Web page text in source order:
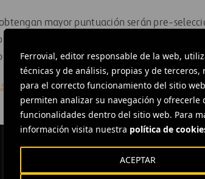
Ferrovial, editor responsable de la web,
técnicas y de análisis, propias y de terceros,
para el correcto funcionamiento del sitio
permiten analizar su navegación y ofrecerle
funcionalidades dentro del sitio web. Para
información visita nuestra política de
ACEPTAR
mayor puntuación serán pre-
a financiar. Para ello, se habilitará
de dos semanas, una única vez y de
bases de la convocatoria, lasinstrucciones